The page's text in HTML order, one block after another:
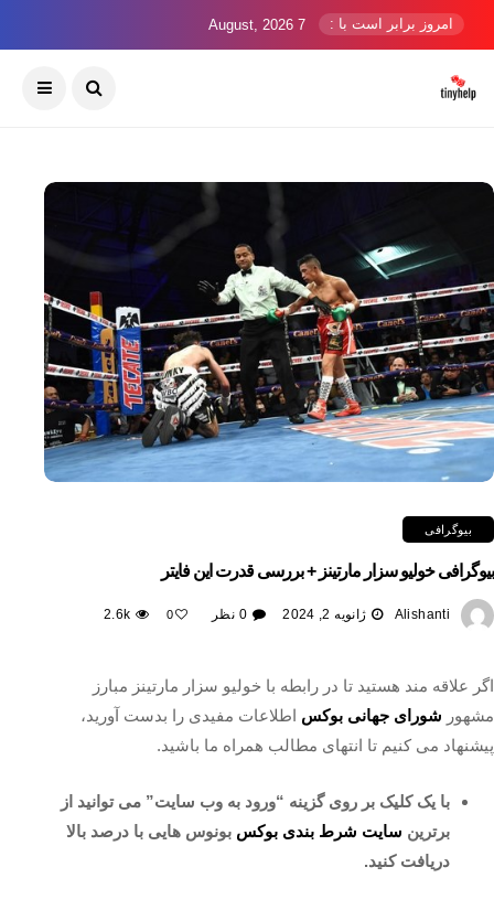
امروز برابر است با : 7 August, 2026
بیوگرافی
بیوگرافی خولیو سزار مارتینز + بررسی قدرت این فایتر
Alishanti ژانویه 2, 2024 0 نظر 0
2.6k
اگر علاقه مند هستید تا در رابطه با خولیو سزار مارتینز مبارز
مشهور شورای جهانی بوکس اطلاعات مفیدی را بدست آورید،
پیشنهاد می کنیم تا انتهای مطالب همراه ما باشید.
با یک کلیک بر روی گزینه “ورود به وب سایت” می توانید از
برترین سایت شرط بندی بوکس بونوس هایی با درصد بالا
دریافت کنید.